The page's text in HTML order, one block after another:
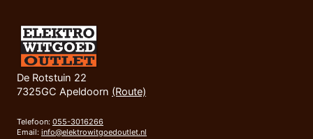
De Rotstuin 22
7325GC Apeldoorn (Route)
Telefoon: 055-3016266
Email: info@elektrowitgoedoutlet.nl